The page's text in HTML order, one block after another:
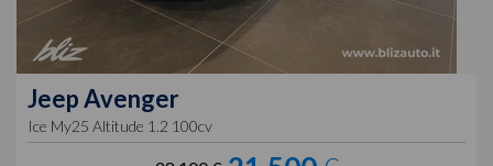
JeepAvenger
Ice My25 Altitude 1.2 100cv